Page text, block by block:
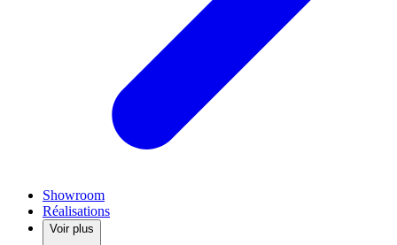
Showroom
Réalisations
Voir plus